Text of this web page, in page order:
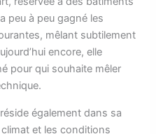
peu à peu gagné les
mêlant subtilement
encore, elle
pour qui souhaite mêler
également dans sa
et les conditions